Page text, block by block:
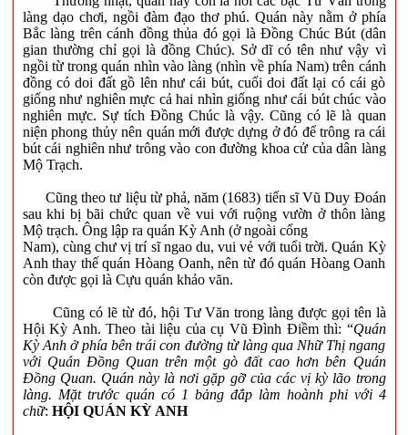
làng dạo chơi, ngồi đàm đạo thơ phú. Quán này nằm ở phía
Bắc làng trên cánh đồng thủa đó gọi là Đồng Chúc Bút (dân
gian thường chỉ gọi là đồng Chúc). Sở dĩ có tên như vậy vì
ngồi từ trong quán nhìn vào làng (nhìn về phía Nam) trên cánh
đồng có doi đất gồ lên như cái bút, cuối doi đất lại có cái gò
giống như nghiên mực cả hai nhìn giống như cái bút chúc vào
nghiên mực. Sự tích Đồng Chúc là vậy. Cũng có lẽ là quan
niện phong thủy nên quán mới được dựng ở đó để trông ra cái
bút cái nghiên như trông vào con đường khoa cử của dân làng
Mộ Trạch.
Cũng theo tư liệu từ phả, năm (1683) tiến sĩ Vũ Duy Đoán
sau khi bị bãi chức quan về vui với ruộng vườn ở thôn làng
Mộ trạch. Ông lập ra quán Kỳ Anh (ở ngoài cổng
Nam), cùng chư vị trí sĩ ngao du, vui vẻ với tuổi trời. Quán Kỳ
Anh thay thế quán Hòang Oanh, nên từ đó quán Hòang Oanh
còn được gọi là Cựu quán khảo văn.
Cũng có lẽ từ đó, hội Tư Văn trong làng được gọi tên là
Hội Kỳ Anh. Theo tài liệu của cụ Vũ Đình Điềm thì: “Quán
Kỳ Anh ở phía bên trái con đường từ làng qua Nhữ Thị ngang
với Quán Đồng Quan trên một gò đất cao hơn bên Quán
Đồng Quan. Quán này là nơi gặp gỡ của các vị kỳ lão trong
làng. Mặt trước quán có 1 bảng đắp làm hoành phi với 4
chữ: HỘI QUÁN KỲ ANH